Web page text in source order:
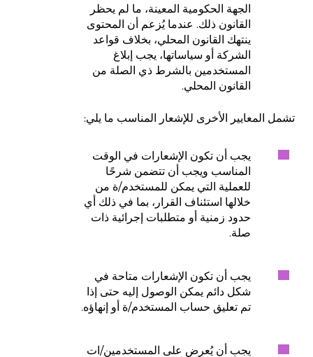
الجهة الحكومية المعينة، ما لم يحظر
القانون ذلك. عندما يُزعم أن المحتوى
ينتهك القانون المحلي، بخلاف قواعد
الشركة أو سياساتها، يجب إبلاغ
المستخدمين بالشرط ذي الصلة من
القانون المحلي.
تشمل المعايير الأخرى للإشعار المناسب ما يلي:
يجب أن تكون الإشعارات في الوقت
المناسب ويجب أن تتضمن شرحًا
للعملية التي يمكن للمستخدم/ة من
خلالها استئناف القرار، بما في ذلك أي
حدود زمنية أو متطلبات إجرائية ذات
صلة.
يجب أن تكون الإشعارات متاحة في
شكل دائم يمكن الوصول إليه حتى إذا
تم تعليق حساب المستخدم/ة أو إنهاؤه.
يجب أن يُعرض على المستخدمين/ات